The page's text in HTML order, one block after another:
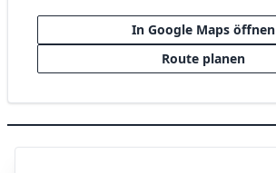
In Google Maps öffnen
Route planen